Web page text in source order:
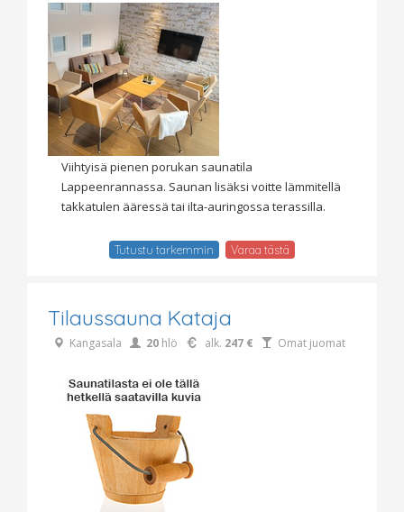
Viihtyisä pienen porukan saunatila
Lappeenrannassa. Saunan lisäksi voitte lämmitellä
takkatulen ääressä tai ilta-auringossa terassilla.
Tutustu tarkemmin Varaa tästä
Tilaussauna Kataja
Kangasala 20 hlö alk. 247 € Omat juomat